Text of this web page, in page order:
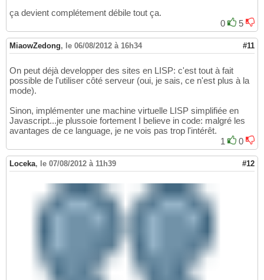
ça devient complétement débile tout ça.
0
5
MiaowZedong, le 06/08/2012 à 16h34 #11
On peut déjà developper des sites en LISP: c'est tout à fait
possible de l'utiliser côté serveur (oui, je sais, ce n'est plus à la
mode).
Sinon, implémenter une machine virtuelle LISP simplifiée en
Javascript...je plussoie fortement I believe in code: malgré les
avantages de ce language, je ne vois pas trop l'intérêt.
1
0
Loceka, le 07/08/2012 à 11h39 #12